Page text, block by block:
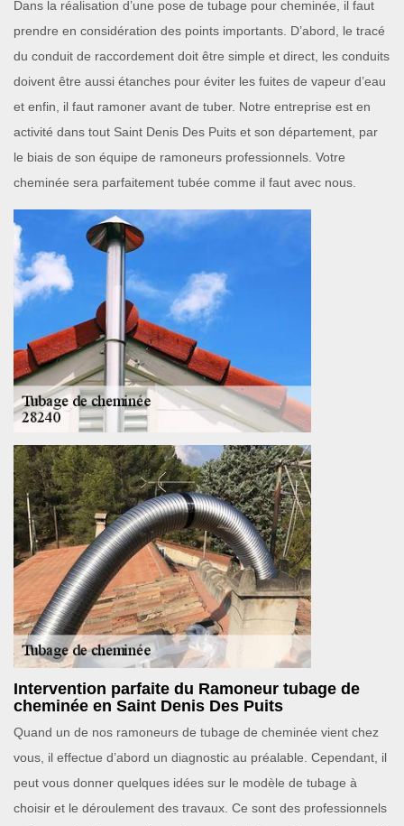
Dans la réalisation d’une pose de tubage pour cheminée, il faut
prendre en considération des points importants. D’abord, le tracé
du conduit de raccordement doit être simple et direct, les conduits
doivent être aussi étanches pour éviter les fuites de vapeur d’eau
et enfin, il faut ramoner avant de tuber. Notre entreprise est en
activité dans tout Saint Denis Des Puits et son département, par
le biais de son équipe de ramoneurs professionnels. Votre
cheminée sera parfaitement tubée comme il faut avec nous.
Intervention parfaite du Ramoneur tubage de
cheminée en Saint Denis Des Puits
Quand un de nos ramoneurs de tubage de cheminée vient chez
vous, il effectue d’abord un diagnostic au préalable. Cependant, il
peut vous donner quelques idées sur le modèle de tubage à
choisir et le déroulement des travaux. Ce sont des professionnels